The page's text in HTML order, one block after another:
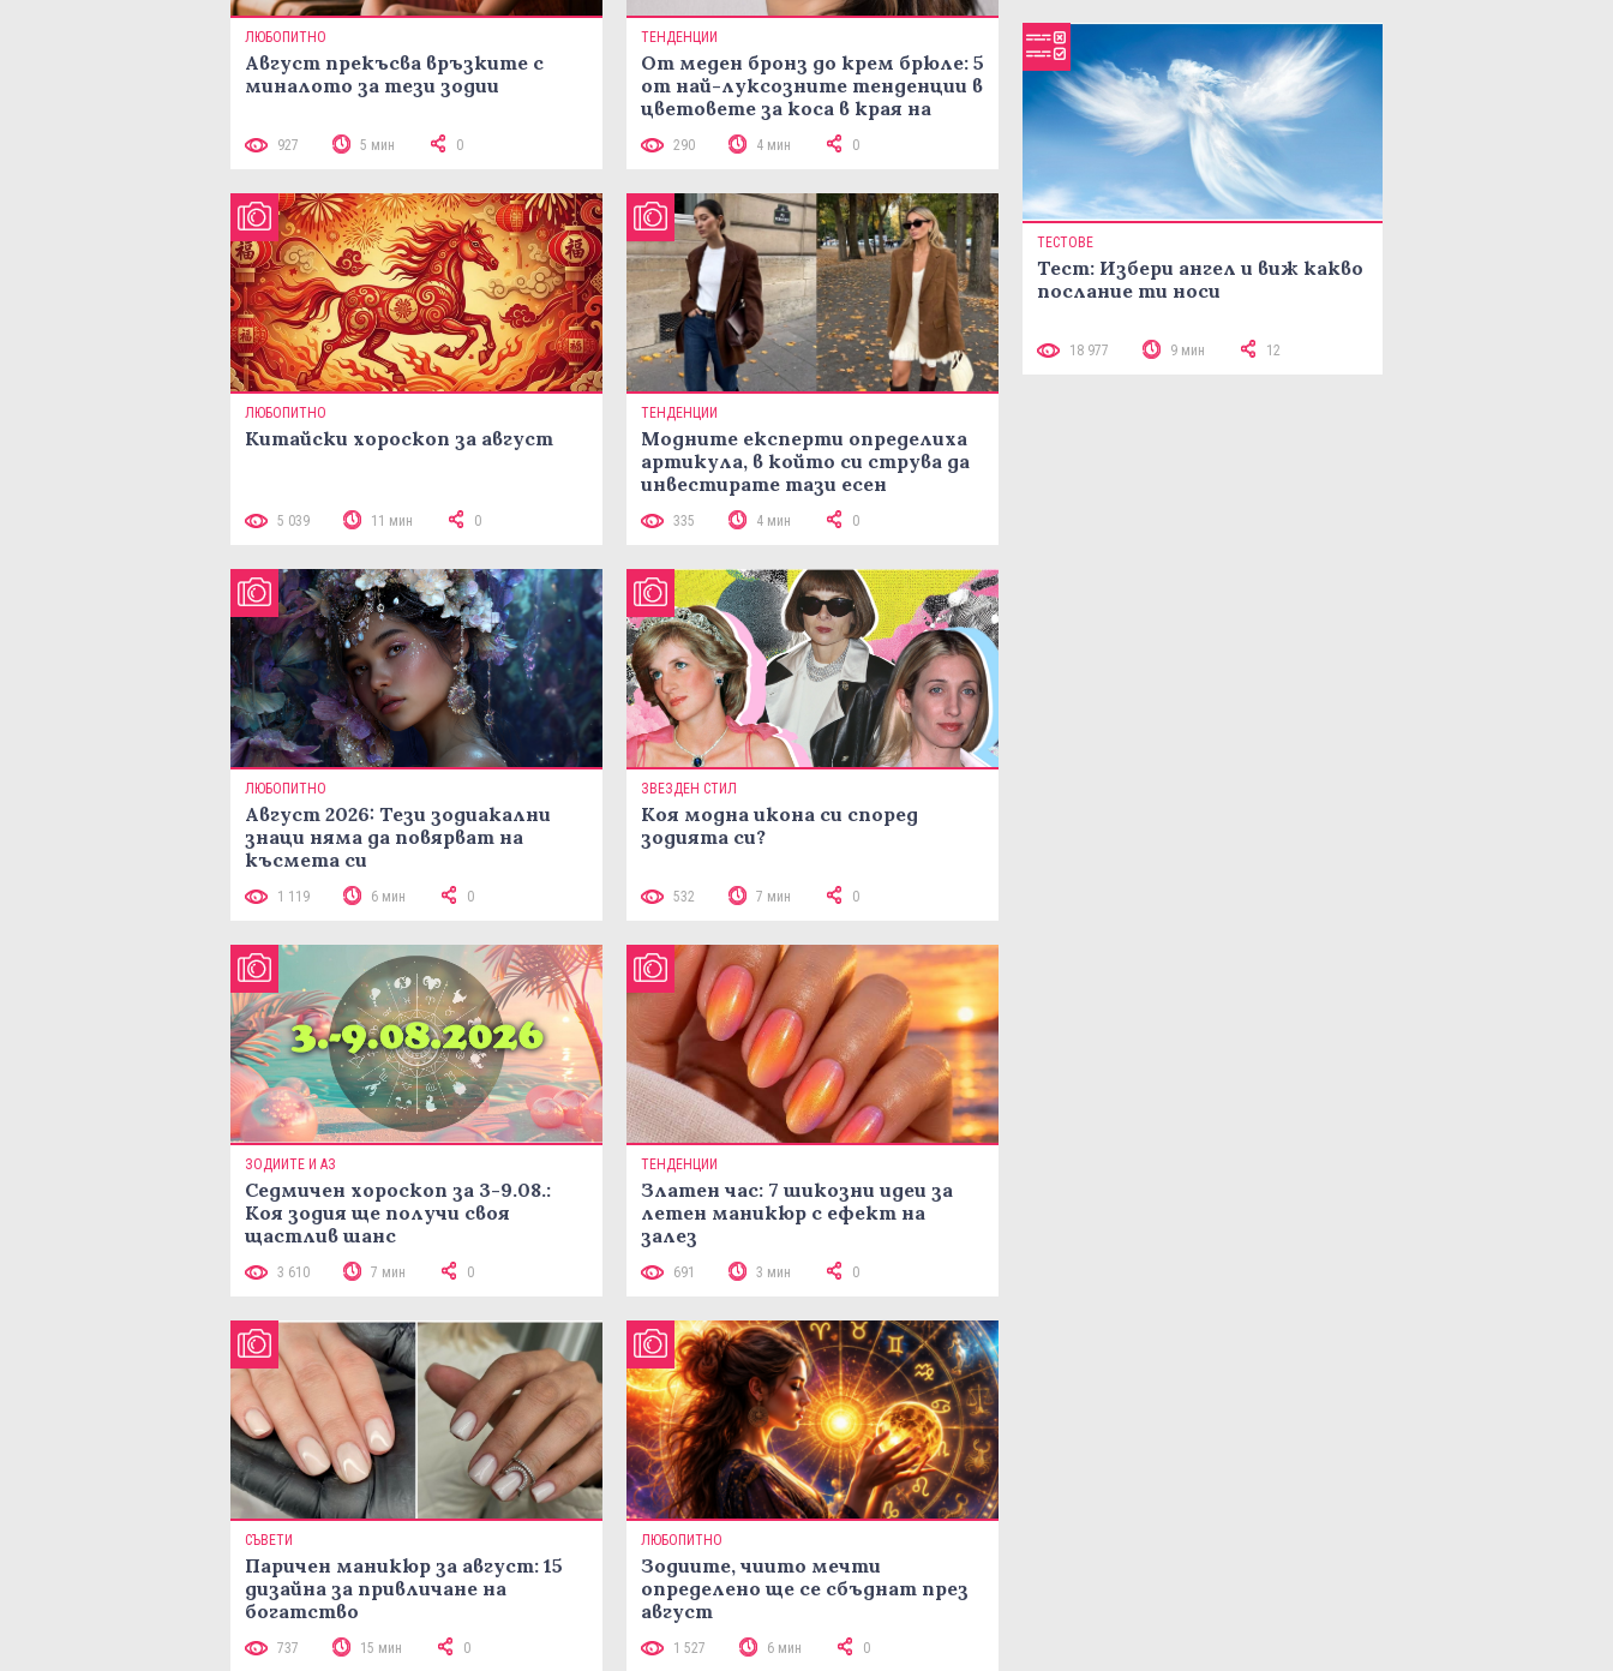
ЛЮБОПИТНО
Август прекъсва връзките с
миналото за тези зодии
927 5 мин 0
ТЕНДЕНЦИИ
От меден бронз до крем брюле: 5
от най-луксозните тенденции в
цветовете за коса в края на
290 4 мин 0
ЛЮБОПИТНО
Китайски хороскоп за август
5 039 11 мин 0
ТЕНДЕНЦИИ
Модните експерти определиха
артикула, в който си струва да
инвестирате тази есен
335 4 мин 0
ЛЮБОПИТНО
Август 2026: Тези зодиакални
знаци няма да повярват на
късмета си
1 119 6 мин 0
ЗВЕЗДЕН СТИЛ
Коя модна икона си според
зодията си?
532 7 мин 0
ЗОДИИТЕ И АЗ
Седмичен хороскоп за 3-9.08.:
Коя зодия ще получи своя
щастлив шанс
3 610 7 мин 0
ТЕНДЕНЦИИ
Златен час: 7 шикозни идеи за
летен маникюр с ефект на
залез
691 3 мин 0
СЪВЕТИ
Паричен маникюр за август: 15
дизайна за привличане на
богатство
737 15 мин 0
ЛЮБОПИТНО
Зодиите, чиито мечти
определено ще се сбъднат през
август
1 527 6 мин 0
ТЕСТОВЕ
Тест: Избери ангел и виж какво
послание ти носи
18 977 9 мин 12